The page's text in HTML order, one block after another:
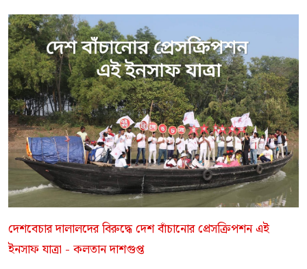
দেশবেচার দালালদের বিরুদ্ধে দেশ বাঁচানোর প্রেসক্রিপশন এই
ইনসাফ যাত্রা - কলতান দাশগুপ্ত